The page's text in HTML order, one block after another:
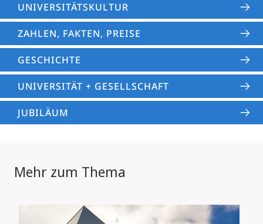
UNIVERSITÄTS­KULTUR
ZAHLEN, FAKTEN, PREISE
GESCHICHTE
UNIVERSITÄT + GESELLSCHAFT
JUBILÄUM
Mehr zum Thema